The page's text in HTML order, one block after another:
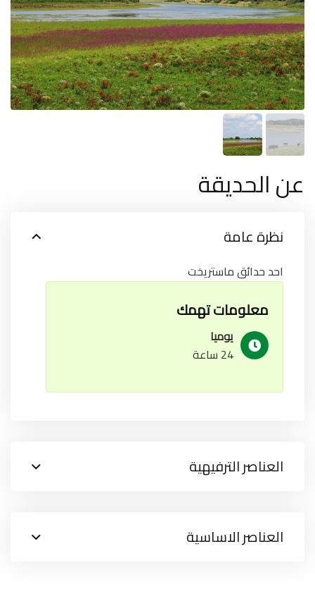
عن الحديقة
نظرة عامة
احد حدائق ماستريخت
معلومات تهمك
يوميا
24 ساعة
العناصر الترفيهية
العناصر الاساسية